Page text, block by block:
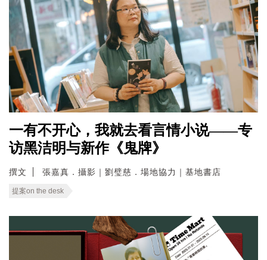
一有不开心，我就去看言情小说——专
访黑洁明与新作《鬼牌》
撰文 張嘉真．攝影｜劉璧慈．場地協力｜基地書店
提案on the desk